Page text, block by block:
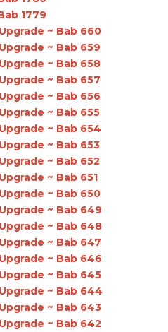
1779
~ Bab 660
~ Bab 659
~ Bab 658
~ Bab 657
~ Bab 656
~ Bab 655
~ Bab 654
~ Bab 653
~ Bab 652
~ Bab 651
~ Bab 650
~ Bab 649
~ Bab 648
~ Bab 647
~ Bab 646
~ Bab 645
~ Bab 644
~ Bab 643
~ Bab 642